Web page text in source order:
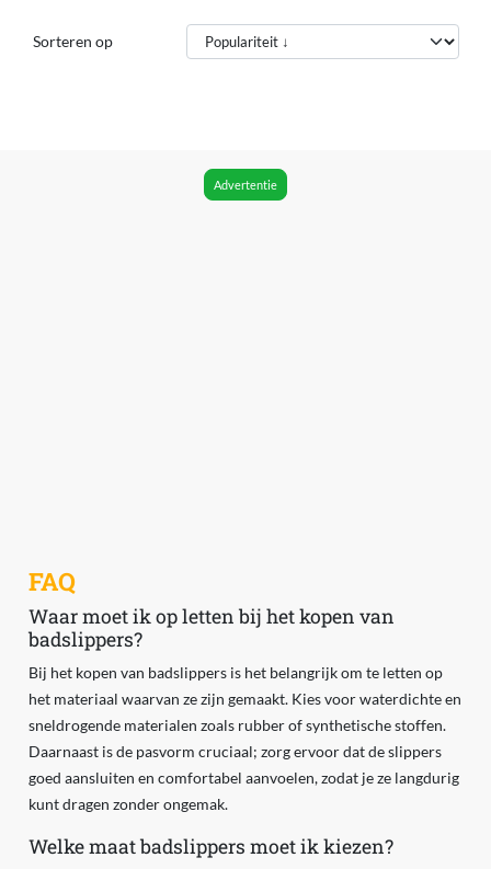
Sorteren op
Advertentie
FAQ
Waar moet ik op letten bij het kopen van
badslippers?
Bij het kopen van badslippers is het belangrijk om te letten op
het materiaal waarvan ze zijn gemaakt. Kies voor waterdichte en
sneldrogende materialen zoals rubber of synthetische stoffen.
Daarnaast is de pasvorm cruciaal; zorg ervoor dat de slippers
goed aansluiten en comfortabel aanvoelen, zodat je ze langdurig
kunt dragen zonder ongemak.
Welke maat badslippers moet ik kiezen?